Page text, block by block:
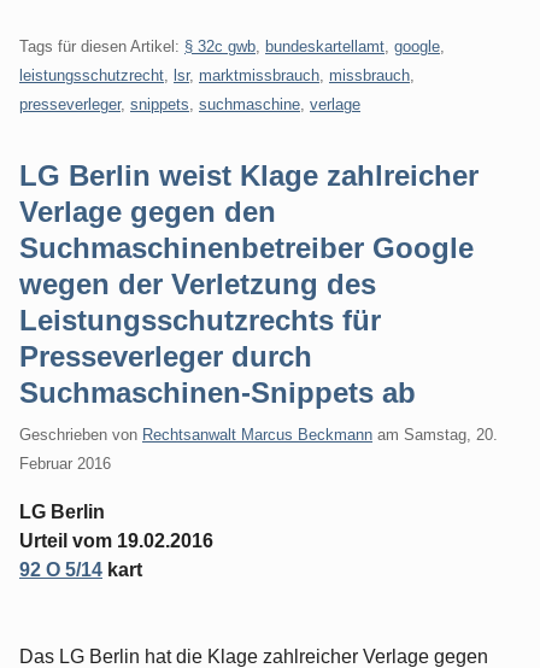
Tags für diesen Artikel: § 32c gwb bundeskartellamt google
leistungsschutzrecht
lsr, marktmissbrauch missbrauch
presseverleger, snippets suchmaschine verlage
LG Berlin weist Klage zahlreicher
Verlage gegen den
Suchmaschinenbetreiber Google
wegen der Verletzung des
Leistungsschutzrechts für
Presseverleger durch
Suchmaschinen-Snippets ab
Geschrieben von Rechtsanwalt Marcus Beckmann am Samstag, 20.
Februar 2016
LG Berlin
Urteil vom 19.02.2016
92 O 5/14 kart
Das LG Berlin hat die Klage zahlreicher Verlage gegen